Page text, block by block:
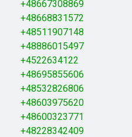
+48667308869
+48668831572
+48511907148
+48886015497
+4522634122
+48695855606
+48532826806
+48603975620
+48600323771
+48228342409